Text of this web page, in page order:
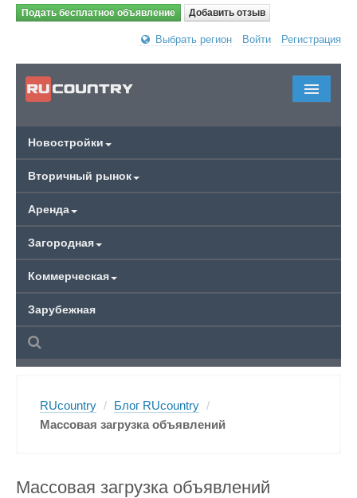
Подать бесплатное объявление Добавить отзыв
Выбрать регион Войти Регистрация
Новостройки
Вторичный рынок
Аренда
Загородная
Коммерческая
Зарубежная
RUcountry / Блог RUcountry /
Массовая загрузка объявлений
Массовая загрузка объявлений